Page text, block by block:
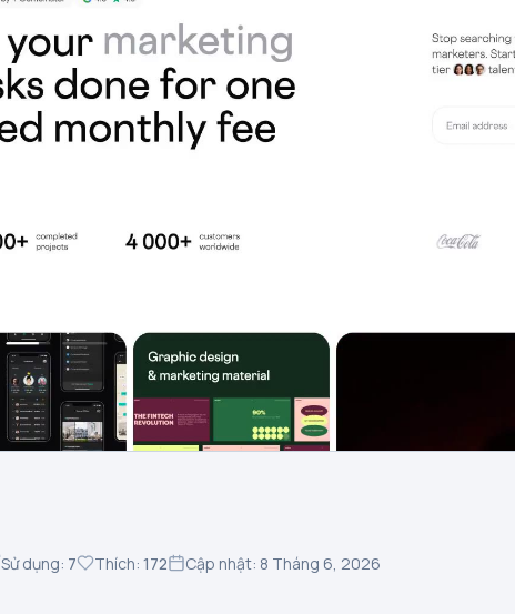
Sử dụng: 7 Thích: 172 Cập nhật: 8 Tháng 6, 2026